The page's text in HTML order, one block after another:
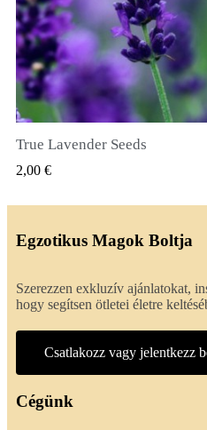
True Lavender Seeds
2,00 €
Egzotikus Magok Boltja
Szerezzen exkluzív ajánlatokat,
hogy segítsen ötletei életre
Csatlakozz vagy jelentkezz
Cégünk